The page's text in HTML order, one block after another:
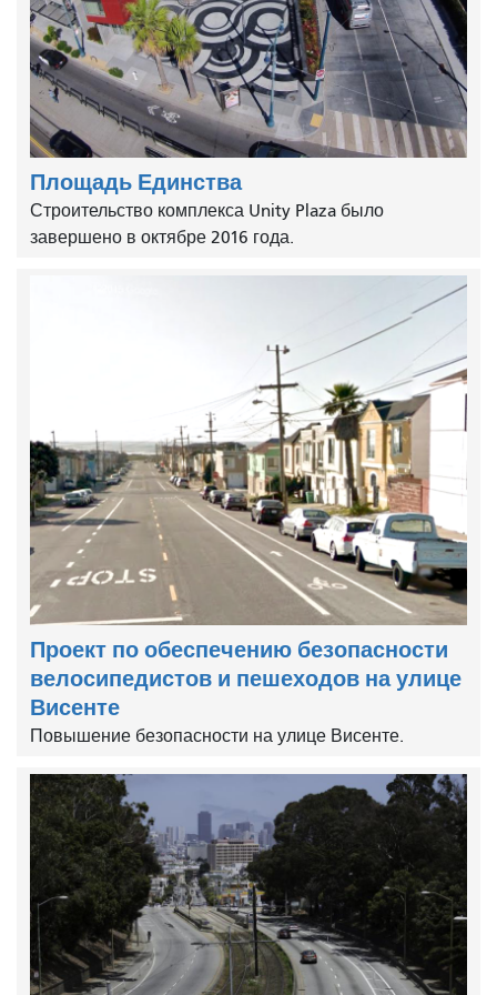
Площадь Единства
Строительство комплекса Unity Plaza было
завершено в октябре 2016 года.
Проект по обеспечению безопасности
велосипедистов и пешеходов на улице
Висенте
Повышение безопасности на улице Висенте.